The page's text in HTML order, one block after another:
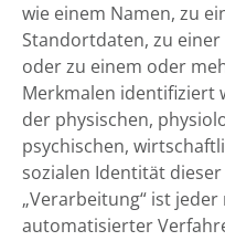
wie einem Namen, zu
Standortdaten, zu einer
oder zu einem oder
Merkmalen identifiziert
der physischen,
psychischen,
sozialen Identität
„Verarbeitung“ ist
automatisierter